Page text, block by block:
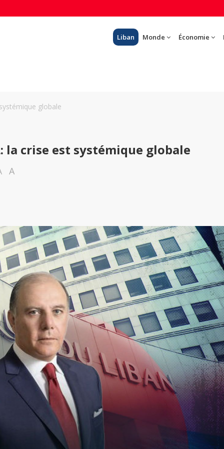
Liban Monde Économie
globale
la crise est systémique globale
A